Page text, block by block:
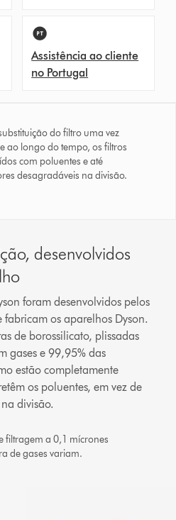
Assistência ao cliente
no Portugal
do filtro uma vez
ao longo do tempo, os filtros
com poluentes e até
desagradáveis na divisão.
desenvolvidos
foram desenvolvidos pelos
fabricam os aparelhos Dyson.
de borossilicato, plissadas
gases e 99,95% das
estão completamente
os poluentes, em vez de
divisão.
filtragem a 0,1 mícrones
de gases variam.